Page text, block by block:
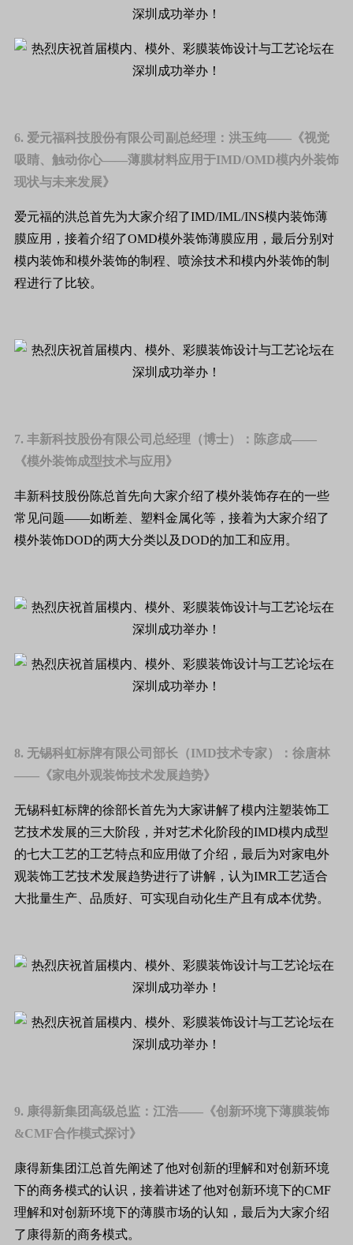
6. 爱元福科技股份有限公司副总经理：洪玉纯——《视觉
吸睛、触动你心——薄膜材料应用于IMD/OMD模内外装饰
现状与未来发展》
爱元福的洪总首先为大家介绍了IMD/IML/INS模内装饰薄
膜应用，接着介绍了OMD模外装饰薄膜应用，最后分别对
模内装饰和模外装饰的制程、喷涂技术和模内外装饰的制
程进行了比较。
7. 丰新科技股份有限公司总经理（博士）：陈彦成——
《模外装饰成型技术与应用》
丰新科技股份陈总首先向大家介绍了模外装饰存在的一些
常见问题——如断差、塑料金属化等，接着为大家介绍了
模外装饰DOD的两大分类以及DOD的加工和应用。
8. 无锡科虹标牌有限公司部长（IMD技术专家）：徐唐林
——《家电外观装饰技术发展趋势》
无锡科虹标牌的徐部长首先为大家讲解了模内注塑装饰工
艺技术发展的三大阶段，并对艺术化阶段的IMD模内成型
的七大工艺的工艺特点和应用做了介绍，最后为对家电外
观装饰工艺技术发展趋势进行了讲解，认为IMR工艺适合
大批量生产、品质好、可实现自动化生产且有成本优势。
9. 康得新集团高级总监：江浩——《创新环境下薄膜装饰
&CMF合作模式探讨》
康得新集团江总首先阐述了他对创新的理解和对创新环境
下的商务模式的认识，接着讲述了他对创新环境下的CMF
理解和对创新环境下的薄膜市场的认知，最后为大家介绍
了康得新的商务模式。